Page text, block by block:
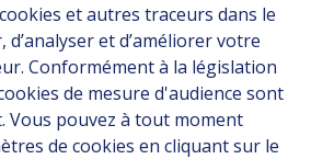
et autres traceurs dans le
et d’améliorer votre
Conformément à la législation
de mesure d'audience sont
Vous pouvez à tout moment
de cookies en cliquant sur le